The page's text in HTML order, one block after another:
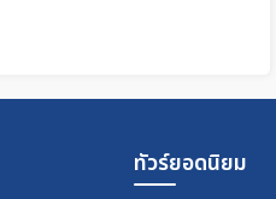
ทัวร์ยอดนิยม